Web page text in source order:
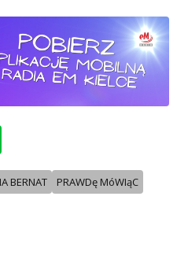
BERNAT
PRAWDę MóWIąC